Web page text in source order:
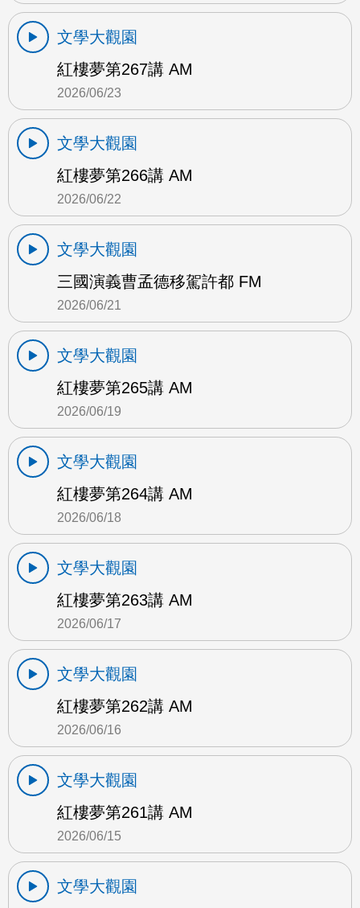
文學大觀園
紅樓夢第267講 AM
2026/06/23
文學大觀園
紅樓夢第266講 AM
2026/06/22
文學大觀園
三國演義曹孟德移駕許都 FM
2026/06/21
文學大觀園
紅樓夢第265講 AM
2026/06/19
文學大觀園
紅樓夢第264講 AM
2026/06/18
文學大觀園
紅樓夢第263講 AM
2026/06/17
文學大觀園
紅樓夢第262講 AM
2026/06/16
文學大觀園
紅樓夢第261講 AM
2026/06/15
文學大觀園